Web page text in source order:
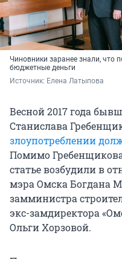
Чиновники заранее знали, что
бюджетные деньги
Источник: Елена Латыпова
Весной 2017 года
Станислава
злоупотреблении
Помимо
статье возбудили в
мэра Омска Богдана
замминистра
экс-замдиректора
Ольги Хорзовой.